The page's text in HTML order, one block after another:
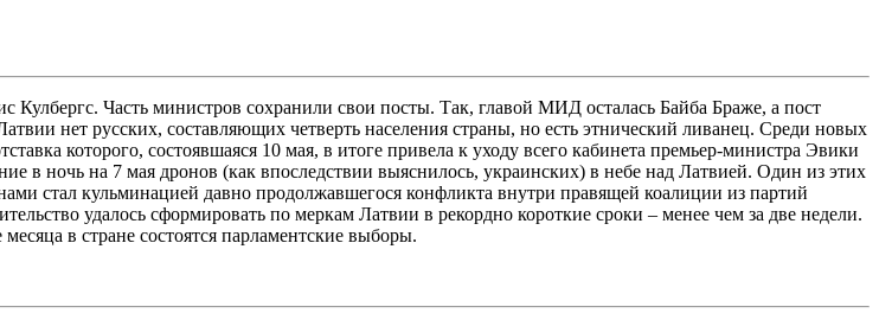
Кулбергс. Часть министров сохранили свои посты. Так, главой МИД осталась Байба Браже, а пост
нет русских, составляющих четверть населения страны, но есть этнический ливанец. Среди новых
которого, состоявшаяся 10 мая, в итоге привела к уходу всего кабинета премьер-министра Эвики
в ночь на 7 мая дронов (как впоследствии выяснилось, украинских) в небе над Латвией. Один из этих
стал кульминацией давно продолжавшегося конфликта внутри правящей коалиции из партий
удалось сформировать по меркам Латвии в рекордно короткие сроки – менее чем за две недели.
в стране состоятся парламентские выборы.